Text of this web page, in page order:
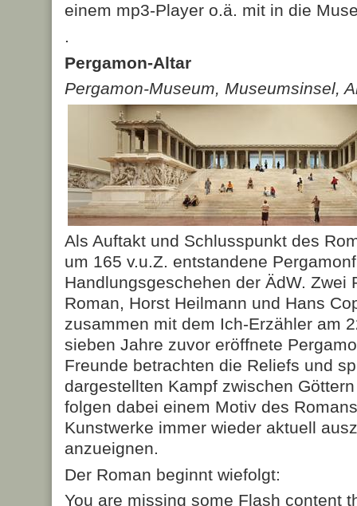
einem mp3-Player o.ä. mit in die
.
Pergamon-Altar
Pergamon-Museum, Museumsinsel,
Als Auftakt und Schlusspunkt des
um 165 v.u.Z. entstandene
Handlungsgeschehen der ÄdW. Zwei
Roman, Horst Heilmann und Hans
zusammen mit dem Ich-Erzähler am
sieben Jahre zuvor eröffnete
Freunde betrachten die Reliefs und
dargestellten Kampf zwischen
folgen dabei einem Motiv des
Kunstwerke immer wieder aktuell
anzueignen.
Der Roman beginnt wiefolgt:
You are missing some Flash content